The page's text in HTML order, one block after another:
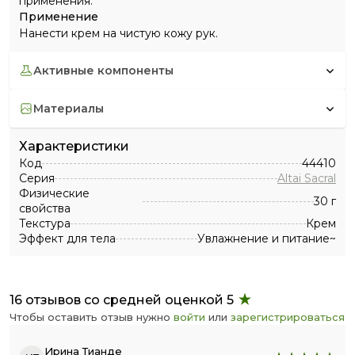
Применение
Нанести крем на чистую кожу рук.
активные компоненты
материалы
Характеристики
Код
44410
Серия
Altai Sacral
Физические
свойства
30 г
Текстура
Крем
Эффект для тела
Увлажнение и питание~
16 отзывов со средней оценкой 5
Чтобы оставить отзыв нужно войти или зарегистрироваться
Ирина Тианде